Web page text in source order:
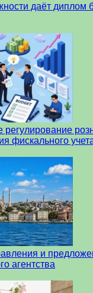
даёт диплом
фискального
и
агентства